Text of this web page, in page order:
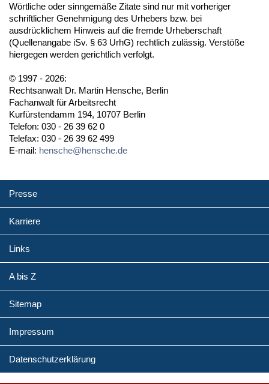
Wörtliche oder sinngemäße Zitate sind nur mit vorheriger
schriftlicher Genehmigung des Urhebers bzw. bei
ausdrücklichem Hinweis auf die fremde Urheberschaft
(Quellenangabe iSv. § 63 UrhG) rechtlich zulässig. Verstöße
hiergegen werden gerichtlich verfolgt.
© 1997 - 2026:
Rechtsanwalt Dr. Martin Hensche, Berlin
Fachanwalt für Arbeitsrecht
Kurfürstendamm 194, 10707 Berlin
Telefon: 030 - 26 39 62 0
Telefax: 030 - 26 39 62 499
E-mail: hensche@hensche.de
Presse
Karriere
Links
A bis Z
Sitemap
Impressum
Datenschutzerklärung